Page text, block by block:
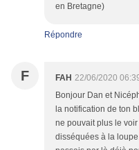
en Bretagne)
Répondre
F FAH 22/06/2020
Bonjour Dan et
la notification de ton
ne pouvait plus le
disséquées à la